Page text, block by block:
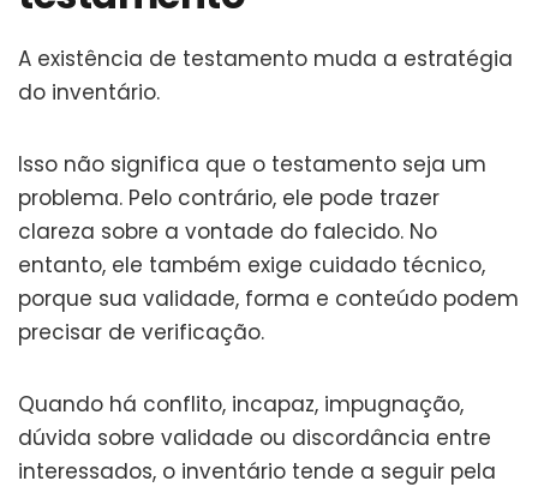
A existência de testamento muda a estratégia
do inventário.
Isso não significa que o testamento seja um
problema. Pelo contrário, ele pode trazer
clareza sobre a vontade do falecido. No
entanto, ele também exige cuidado técnico,
porque sua validade, forma e conteúdo podem
precisar de verificação.
Quando há conflito, incapaz, impugnação,
dúvida sobre validade ou discordância entre
interessados, o inventário tende a seguir pela